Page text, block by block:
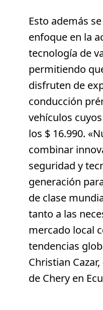
Esto además
enfoque en la
tecnología de
permitiendo
disfruten de
conducción
vehículos
los $ 16.990.
combinar
seguridad y
generación
de clase
tanto a las
mercado local
tendencias
Christian
de Chery en